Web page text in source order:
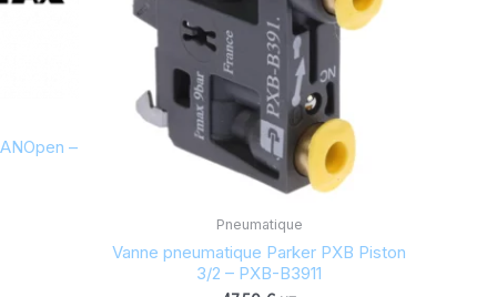
–
Pneumatique
Vanne pneumatique Parker PXB Piston
3/2 – PXB-B3911